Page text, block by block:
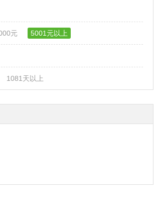
元 5001元以上
1081天以上